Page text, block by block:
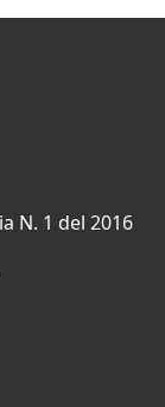
N. 1 del 2016